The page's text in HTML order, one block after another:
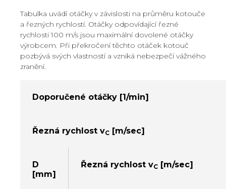
Tabulka uvádí otáčky v závislosti na průměru kotouče
a řezných rychlostí. Otáčky odpovídající řezné
rychlosti 100 m/s jsou maximální dovolené otáčky
výrobcem. Při překročení těchto otáček kotouč
pozbývá svých vlastností a vzniká nebezpečí vážného
zranění.
Doporučené otáčky [1/min]
Řezná rychlost vC [m/sec]
D
[mm]
Řezná rychlost vC [m/sec]